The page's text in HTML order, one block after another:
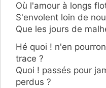
Où l'amour à longs
S'envolent loin de
Que les jours de
Hé quoi ! n'en
trace ?
Quoi ! passés pour
perdus ?